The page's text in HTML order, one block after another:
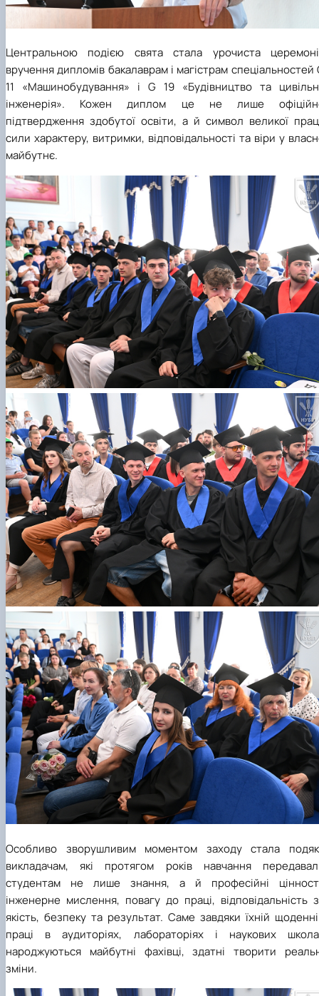
Центральною подією свята стала урочиста
вручення дипломів бакалаврам і магістрам спеціальностей
11 «Машинобудування» і G 19 «Будівництво та
інженерія». Кожен диплом це не лише
підтвердження здобутої освіти, а й символ великої
сили характеру, витримки, відповідальності та віри у
майбутнє.
Особливо зворушливим моментом заходу стала
викладачам, які протягом років навчання
студентам не лише знання, а й професійні
інженерне мислення, повагу до праці, відповідальність
якість, безпеку та результат. Саме завдяки їхній
праці в аудиторіях, лабораторіях і наукових
народжуються майбутні фахівці, здатні творити
зміни.